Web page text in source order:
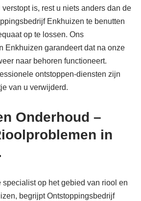
is, rest u niets anders dan de
Enkhuizen te benutten
op te lossen. Ons
Enkhuizen garandeert dat na onze
naar behoren functioneert.
ontstoppen-diensten zijn
van u verwijderd.
Onderhoud –
in
op het gebied van riool en
begrijpt Ontstoppingsbedrijf